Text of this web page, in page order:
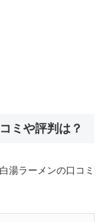
ミや評判は？
湯ラーメンの口コミ